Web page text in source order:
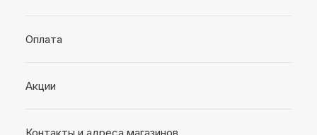
Оплата
Акции